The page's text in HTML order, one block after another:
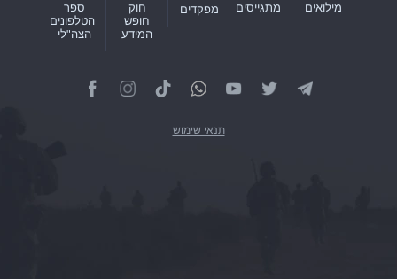
מילואים מתגייסים מפקדים
חוק
חופש
המידע
ספר
הטלפונים
הצה"לי
תנאי שימוש